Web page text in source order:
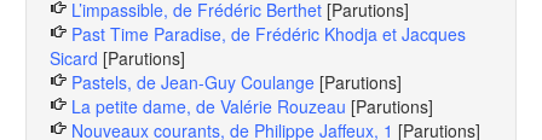
L’impassible, de Frédéric Berthet [Parutions]
Past Time Paradise, de Frédéric Khodja et Jacques
Sicard [Parutions]
Pastels, de Jean-Guy Coulange [Parutions]
La petite dame, de Valérie Rouzeau [Parutions]
Nouveaux courants, de Philippe Jaffeux, 1 [Parutions]